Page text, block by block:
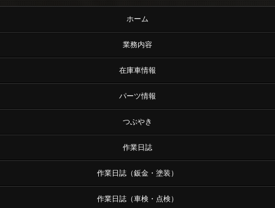
ホーム
業務内容
在庫車情報
パーツ情報
つぶやき
作業日誌
作業日誌（鈑金・塗装）
作業日誌（車検・点検）